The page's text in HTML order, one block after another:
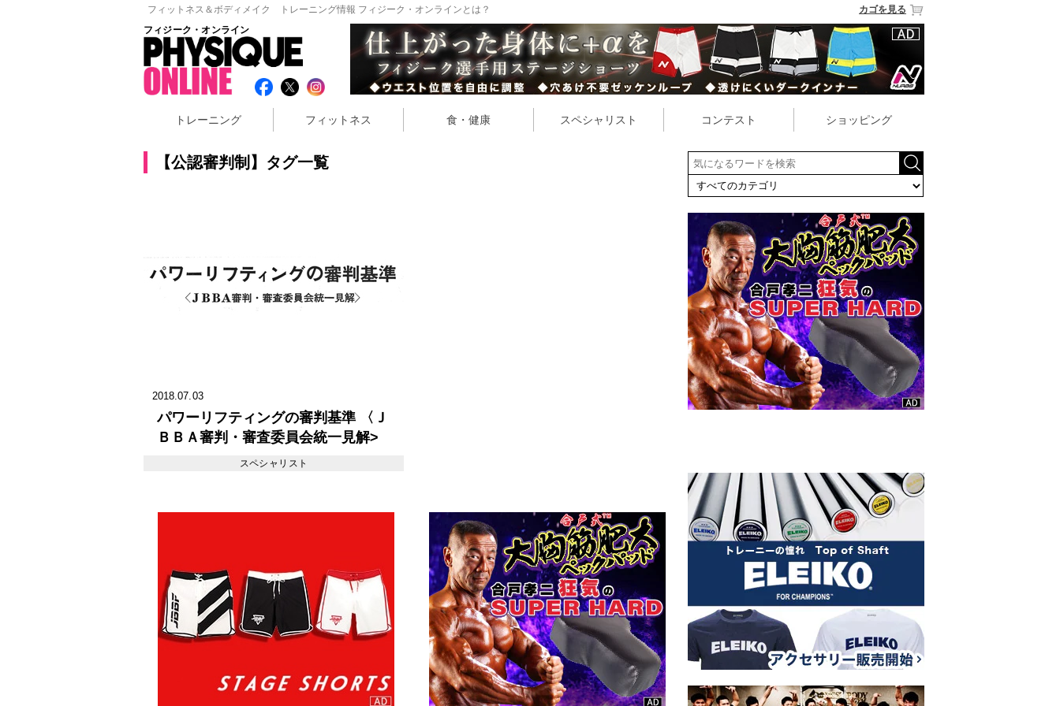
フィットネス＆ボディメイク トレーニング情報 フィジーク・オンラインとは？
カゴを見る
フィジーク・オンライン
トレーニング フィットネス 食・健康 スペシャリスト コンテスト ショッピング
【公認審判制】タグ一覧
2018.07.03
パワーリフティングの審判基準 〈Ｊ
ＢＢＡ審判・審査委員会統一見解>
スペシャリスト